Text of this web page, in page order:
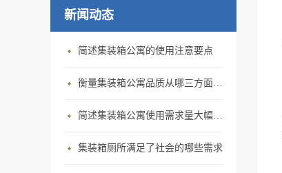
新闻动态
简述集装箱公寓的使用注意要点
衡量集装箱公寓品质从哪三方面入手？
简述集装箱公寓使用需求量大幅增加的原因
集装箱厕所满足了社会的哪些需求